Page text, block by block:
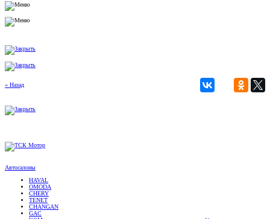
« Назад
Автосалоны
HAVAL
OMODA
CHERY
TENET
CHANGAN
GAC